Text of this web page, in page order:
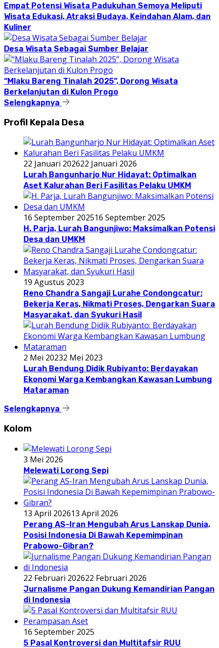
Empat Potensi Wisata Padukuhan Semoya Meliputi
Wisata Edukasi, Atraksi Budaya, Keindahan Alam, dan
Kuliner
Desa Wisata Sebagai Sumber Belajar
“Mlaku Bareng Tinalah 2025”, Dorong Wisata
Berkelanjutan di Kulon Progo
Selengkapnya
Profil Kepala Desa
22 Januari 202622 Januari 2026
Lurah Bangunharjo Nur Hidayat: Optimalkan
Aset Kalurahan Beri Fasilitas Pelaku UMKM
16 September 202516 September 2025
H. Parja, Lurah Bangunjiwo: Maksimalkan Potensi
Desa dan UMKM
19 Agustus 2023
Reno Chandra Sangaji Lurahe Condongcatur:
Bekerja Keras, Nikmati Proses, Dengarkan Suara
Masyarakat, dan Syukuri Hasil
2 Mei 20232 Mei 2023
Lurah Bendung Didik Rubiyanto: Berdayakan
Ekonomi Warga Kembangkan Kawasan Lumbung
Mataraman
Selengkapnya
Kolom
3 Mei 2026
Melewati Lorong Sepi
13 April 202613 April 2026
Perang AS-Iran Mengubah Arus Lanskap Dunia,
Posisi Indonesia Di Bawah Kepemimpinan
Prabowo-Gibran?
22 Februari 202622 Februari 2026
Jurnalisme Pangan Dukung Kemandirian Pangan
di Indonesia
16 September 2025
5 Pasal Kontroversi dan Multitafsir RUU